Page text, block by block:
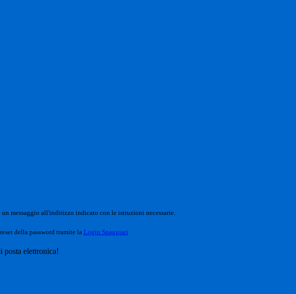
un messaggio all'indirizzo indicato con le istruzioni necessarie.
della password tramite la Login Spaggiari
posta elettronica!